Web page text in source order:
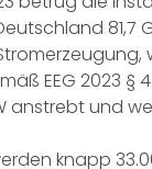
81,7
EEG 2023 §
anstrebt und
knapp